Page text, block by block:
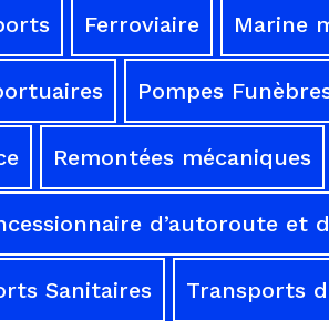
Ferroviaire Marine
Pompes
Remontées mécaniques
d’autoroute et
Sanitaires Transports